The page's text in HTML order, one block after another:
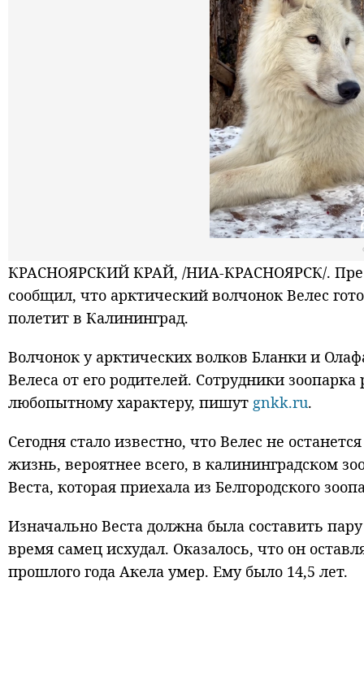
КРАСНОЯРСКИЙ КРАЙ, /НИА-КРАСНОЯРСК/.
сообщил, что арктический волчонок Велес
полетит в Калининград.
Волчонок у арктических волков Бланки и
Велеса от его родителей. Сотрудники
любопытному характеру, пишут gnkk.ru.
Сегодня стало известно, что Велес не
жизнь, вероятнее всего, в калининградском
Веста, которая приехала из Белгородского
Изначально Веста должна была составить
время самец исхудал. Оказалось, что он
прошлого года Акела умер. Ему было 14,5 лет.